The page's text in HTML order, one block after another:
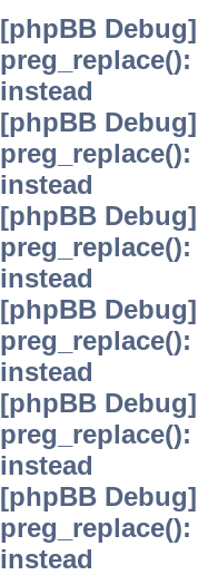
[phpBB
instead
[phpBB
instead
[phpBB
instead
[phpBB
instead
[phpBB
instead
[phpBB
instead